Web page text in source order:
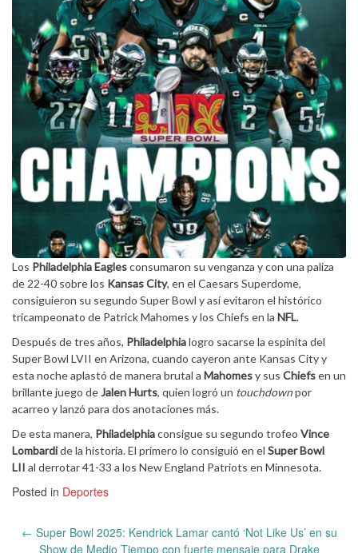
Los Philadelphia Eaglesconsumaron su venganza y con una paliza
de 22-40 sobre los Kansas City, en el Caesars Superdome,
consiguieron su segundo Super Bowl y así evitaron el histórico
tricampeonato de Patrick Mahomes y los Chiefs en la NFL.
Después de tres años, Philadelphialogro sacarse la espinita del
Super Bowl LVII en Arizona, cuando cayeron ante Kansas City y
esta noche aplastó de manera brutal a Mahomesy sus Chiefsen un
brillante juego de Jalen Hurts, quien logró un touchdownpor
acarreo y lanzó para dos anotaciones más.
De esta manera, Philadelphiaconsigue su segundo trofeo Vince
Lombardide la historia. El primero lo consiguió en el Super Bowl
LII al derrotar 41-33 a los New England Patriots en Minnesota.
Posted in Deportes
Post
← Super Bowl 2025: Kendrick Lamar cantó ‘Not Like Us’ en su
Show de Medio Tiempo con fuerte mensaje para Drake